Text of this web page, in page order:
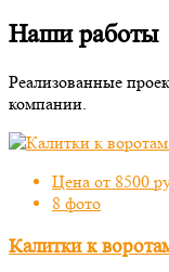
Наши работы
Реализованные
компании.
Цена от 8500
8 фото
Калитки к